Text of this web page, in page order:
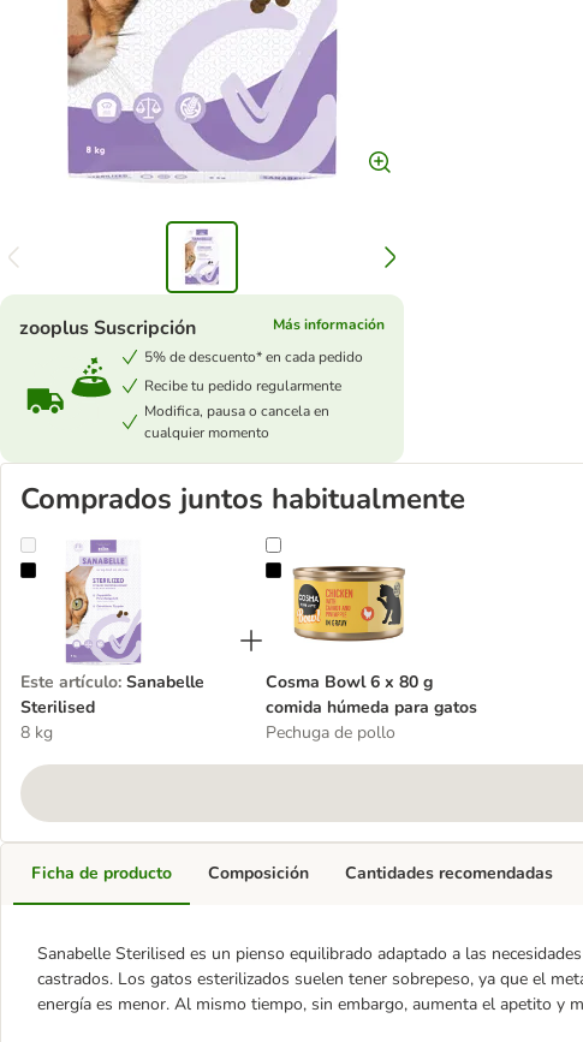
zooplus Suscripción
Más información
5% de descuento* en cada pedido
Recibe tu pedido regularmente
Modifica, pausa o cancela en
cualquier momento
Comprados juntos habitualmente
Sanabelle Sterilised
Este artículo: Sanabelle
Sterilised
8 kg
Cosma Bowl 6 x 80 g comida húmeda
Cosma Bowl 6 x 80 g
comida húmeda para gatos
Pechuga de pollo
Ficha de producto
Sanabelle Sterilised es un pienso equilibrado adaptado a las
castrados. Los gatos esterilizados suelen tener sobrepeso, ya que el
energía es menor. Al mismo tiempo, sin embargo, aumenta el apetito y
Composición Cantidades recomendadas